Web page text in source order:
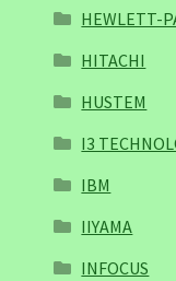
HEWLETT-
HITACHI
HUSTEM
I3
IBM
IIYAMA
INFOCUS